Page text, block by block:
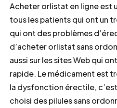
Acheter orlistat en ligne est
tous les patients qui ont un
qui ont des problèmes
d’acheter orlistat sans
aussi sur les sites Web qui
rapide. Le médicament est
la dysfonction érectile,
choisi des pilules sans